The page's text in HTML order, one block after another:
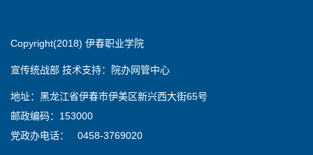
Copyright(2018) 伊春职业学院
宣传统战部 技术支持：院办网管中心
地址：黑龙江省伊春市伊美区新兴西大街65号
邮政编码：153000
党政办电话： 0458-3769020